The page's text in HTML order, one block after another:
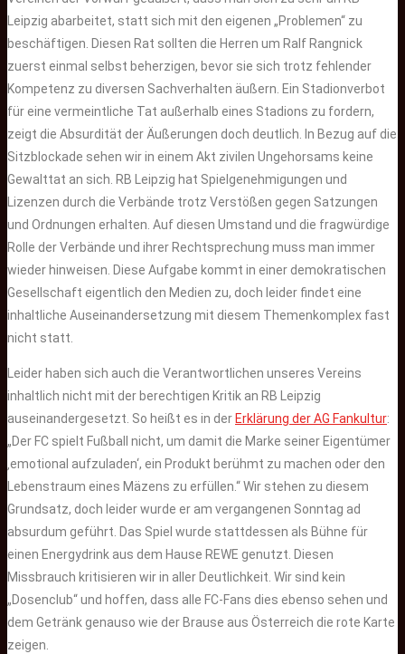
Leipzig abarbeitet, statt sich mit den eigenen „Problemen“ zu
beschäftigen. Diesen Rat sollten die Herren um Ralf Rangnick
zuerst einmal selbst beherzigen, bevor sie sich trotz fehlender
Kompetenz zu diversen Sachverhalten äußern. Ein Stadionverbot
für eine vermeintliche Tat außerhalb eines Stadions zu fordern,
zeigt die Absurdität der Äußerungen doch deutlich. In Bezug auf die
Sitzblockade sehen wir in einem Akt zivilen Ungehorsams keine
Gewalttat an sich. RB Leipzig hat Spielgenehmigungen und
Lizenzen durch die Verbände trotz Verstößen gegen Satzungen
und Ordnungen erhalten. Auf diesen Umstand und die fragwürdige
Rolle der Verbände und ihrer Rechtsprechung muss man immer
wieder hinweisen. Diese Aufgabe kommt in einer demokratischen
Gesellschaft eigentlich den Medien zu, doch leider findet eine
inhaltliche Auseinandersetzung mit diesem Themenkomplex fast
nicht statt.
Leider haben sich auch die Verantwortlichen unseres Vereins
inhaltlich nicht mit der berechtigen Kritik an RB Leipzig
auseinandergesetzt. So heißt es in der Erklärung der AG Fankultur:
„Der FC spielt Fußball nicht, um damit die Marke seiner Eigentümer
‚emotional aufzuladen‘, ein Produkt berühmt zu machen oder den
Lebenstraum eines Mäzens zu erfüllen.“ Wir stehen zu diesem
Grundsatz, doch leider wurde er am vergangenen Sonntag ad
absurdum geführt. Das Spiel wurde stattdessen als Bühne für
einen Energydrink aus dem Hause REWE genutzt. Diesen
Missbrauch kritisieren wir in aller Deutlichkeit. Wir sind kein
„Dosenclub“ und hoffen, dass alle FC-Fans dies ebenso sehen und
dem Getränk genauso wie der Brause aus Österreich die rote Karte
zeigen.